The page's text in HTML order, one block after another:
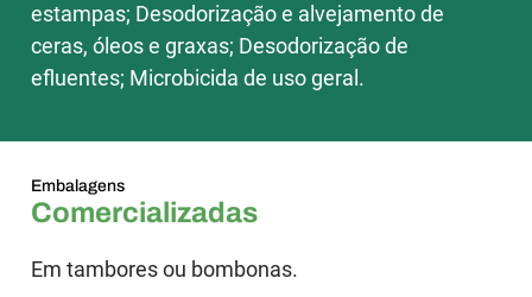
estampas; Desodorização e alvejamento de
ceras, óleos e graxas; Desodorização de
efluentes; Microbicida de uso geral.
Embalagens
Comercializadas
Em tambores ou bombonas.